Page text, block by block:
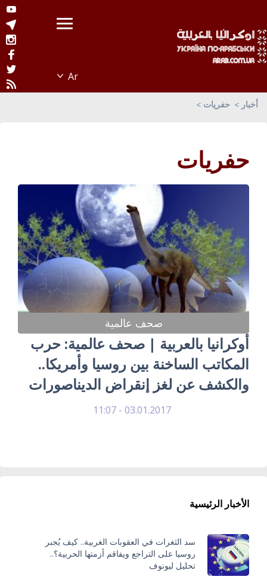
أخبار حفريات
حفريات
صحف عالمية
أوكرانيا بالعربية | صحف عالمية: حرب
المكاتب الساخنة بين روسيا وأمريكا..
والكشف عن لغز إنقراض الديناصورات
03.01.2017 - 11:07
الأخبار الرئيسية
سد الثغرات في العقوبات الغربية.. كيف يُجبر
روسيا على التراجع ويفاقم أزمتها الحربية؟..
تحليل ليونوف